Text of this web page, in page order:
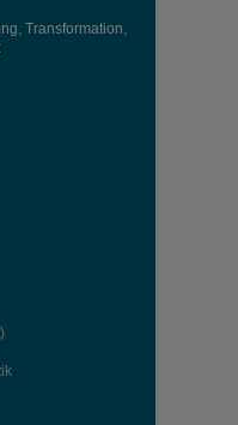
, Transformation,
)